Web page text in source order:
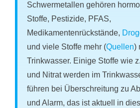
Schwermetallen gehören
Stoffe, Pestizide, PFAS,
Medikamentenrückstände,
und viele Stoffe mehr (Quellen)
Trinkwasser. Einige Stoffe wie
und Nitrat werden im
führen bei Überschreitung zu
und Alarm, das ist aktuell in